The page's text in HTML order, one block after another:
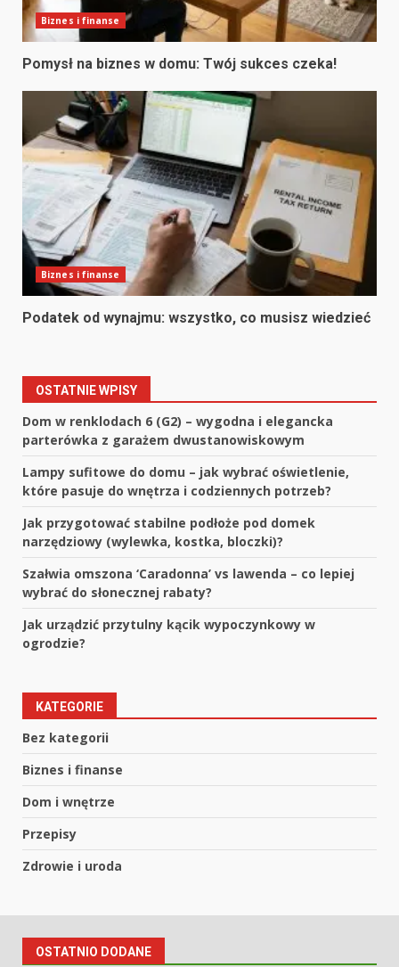
Biznes i finanse
Pomysł na biznes w domu: Twój sukces czeka!
Biznes i finanse
Podatek od wynajmu: wszystko, co musisz wiedzieć
OSTATNIE WPISY
Dom w renklodach 6 (G2) – wygodna i elegancka
parterówka z garażem dwustanowiskowym
Lampy sufitowe do domu – jak wybrać oświetlenie,
które pasuje do wnętrza i codziennych potrzeb?
Jak przygotować stabilne podłoże pod domek
narzędziowy (wylewka, kostka, bloczki)?
Szałwia omszona ‘Caradonna’ vs lawenda – co lepiej
wybrać do słonecznej rabaty?
Jak urządzić przytulny kącik wypoczynkowy w
ogrodzie?
KATEGORIE
Bez kategorii
Biznes i finanse
Dom i wnętrze
Przepisy
Zdrowie i uroda
OSTATNIO DODANE